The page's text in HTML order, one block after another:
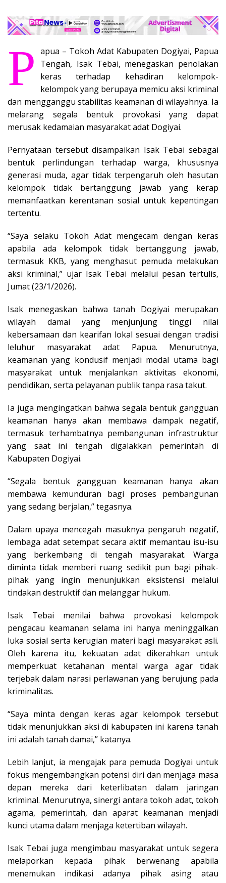
P apua – Tokoh Adat Kabupaten Dogiyai, Papua
Tengah, Isak Tebai, menegaskan penolakan
keras terhadap kehadiran kelompok-
kelompok yang berupaya memicu aksi kriminal
dan mengganggu stabilitas keamanan di wilayahnya. Ia
melarang segala bentuk provokasi yang dapat
merusak kedamaian masyarakat adat Dogiyai.
Pernyataan tersebut disampaikan Isak Tebai sebagai
bentuk perlindungan terhadap warga, khususnya
generasi muda, agar tidak terpengaruh oleh hasutan
kelompok tidak bertanggung jawab yang kerap
memanfaatkan kerentanan sosial untuk kepentingan
tertentu.
“Saya selaku Tokoh Adat mengecam dengan keras
apabila ada kelompok tidak bertanggung jawab,
termasuk KKB, yang menghasut pemuda melakukan
aksi kriminal,” ujar Isak Tebai melalui pesan tertulis,
Jumat (23/1/2026).
Isak menegaskan bahwa tanah Dogiyai merupakan
wilayah damai yang menjunjung tinggi nilai
kebersamaan dan kearifan lokal sesuai dengan tradisi
leluhur masyarakat adat Papua. Menurutnya,
keamanan yang kondusif menjadi modal utama bagi
masyarakat untuk menjalankan aktivitas ekonomi,
pendidikan, serta pelayanan publik tanpa rasa takut.
Ia juga mengingatkan bahwa segala bentuk gangguan
keamanan hanya akan membawa dampak negatif,
termasuk terhambatnya pembangunan infrastruktur
yang saat ini tengah digalakkan pemerintah di
Kabupaten Dogiyai.
“Segala bentuk gangguan keamanan hanya akan
membawa kemunduran bagi proses pembangunan
yang sedang berjalan,” tegasnya.
Dalam upaya mencegah masuknya pengaruh negatif,
lembaga adat setempat secara aktif memantau isu-isu
yang berkembang di tengah masyarakat. Warga
diminta tidak memberi ruang sedikit pun bagi pihak-
pihak yang ingin menunjukkan eksistensi melalui
tindakan destruktif dan melanggar hukum.
Isak Tebai menilai bahwa provokasi kelompok
pengacau keamanan selama ini hanya meninggalkan
luka sosial serta kerugian materi bagi masyarakat asli.
Oleh karena itu, kekuatan adat dikerahkan untuk
memperkuat ketahanan mental warga agar tidak
terjebak dalam narasi perlawanan yang berujung pada
kriminalitas.
“Saya minta dengan keras agar kelompok tersebut
tidak menunjukkan aksi di kabupaten ini karena tanah
ini adalah tanah damai,” katanya.
Lebih lanjut, ia mengajak para pemuda Dogiyai untuk
fokus mengembangkan potensi diri dan menjaga masa
depan mereka dari keterlibatan dalam jaringan
kriminal. Menurutnya, sinergi antara tokoh adat, tokoh
agama, pemerintah, dan aparat keamanan menjadi
kunci utama dalam menjaga ketertiban wilayah.
Isak Tebai juga mengimbau masyarakat untuk segera
melaporkan kepada pihak berwenang apabila
menemukan indikasi adanya pihak asing atau